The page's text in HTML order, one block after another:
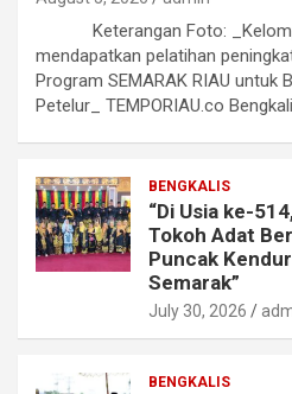
Keterangan Foto:
mendapatkan pelatihan
Program SEMARAK RIAU untuk
Petelur_ TEMPORIAU.co
BENGKALIS
“Di Usia ke-
Tokoh Adat
Puncak
Semarak”
July 30, 2026
BENGKALIS